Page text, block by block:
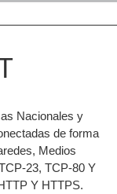
Nacionales y
de forma
Medios
23, TCP-80 Y
Y HTTPS.